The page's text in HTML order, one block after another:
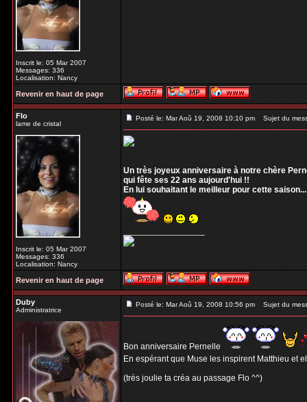
Inscrit le: 05 Mar 2007
Messages: 336
Localisation: Nancy
Revenir en haut de page
Flo
lame de cristal
Inscrit le: 05 Mar 2007
Messages: 336
Localisation: Nancy
Posté le: Mar Aoû 19, 2008 10:10 pm Sujet du
Un très joyeux anniversaire à notre chère
qui fête ses 22 ans aujourd'hui !!
En lui souhaitant le meilleur pour cette saison...
_________________
Revenir en haut de page
Duby
Administratrice
Posté le: Mar Aoû 19, 2008 10:56 pm Sujet du
Bon anniversaire Pernelle
En espérant que Muse les inspirent Matthieu et
(très joulie ta créa au passage Flo ^^)